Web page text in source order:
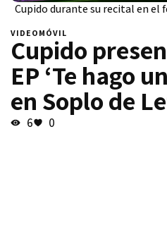
Cupido durante su recital en el
VIDEOMÓVIL
Cupido
EP ‘Te hago
en Soplo de
6 0